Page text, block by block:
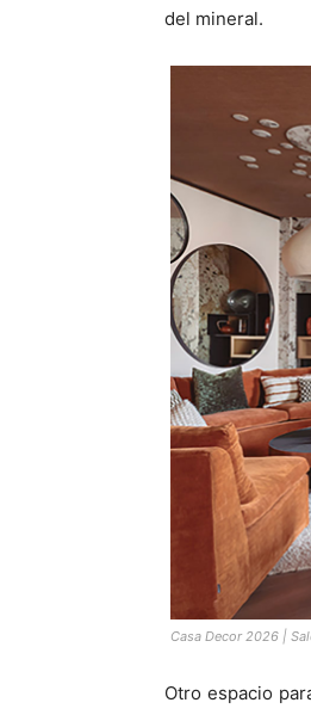
del mineral.
Casa Decor 2026 |
Otro espacio